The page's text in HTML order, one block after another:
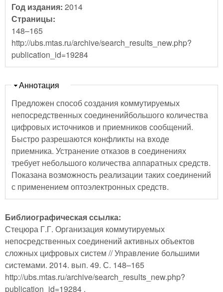
Год издания: 2014
Страницы:
148–165
http://ubs.mtas.ru/archive/search_results_new.php?
publication_id=19284
Скрыть
Аннотация
Предложен способ создания коммутируемых
непосредственных соединенийбольшого количества
цифровых источников и приемников сообщений.
Быстро разрешаются конфликты на входе
приемника. Устранение отказов в соединениях
требует небольшого количества аппаратных средств.
Показана возможность реализации таких соединений
с применением оптоэлектронных средств.
Библиографическая ссылка:
Стецюра Г.Г. Организация коммутируемых
непосредственных соединений активных объектов
сложных цифровых систем // Управление большими
системами. 2014. вып. 49. С. 148–165
http://ubs.mtas.ru/archive/search_results_new.php?
publication_id=19284 .